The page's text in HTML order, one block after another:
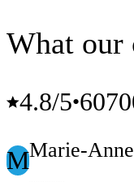
What our
4.8/5•
MMarie-Anne